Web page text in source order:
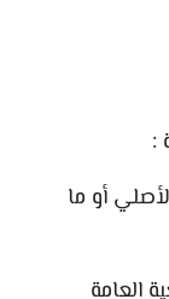
:
أو ما
العامة